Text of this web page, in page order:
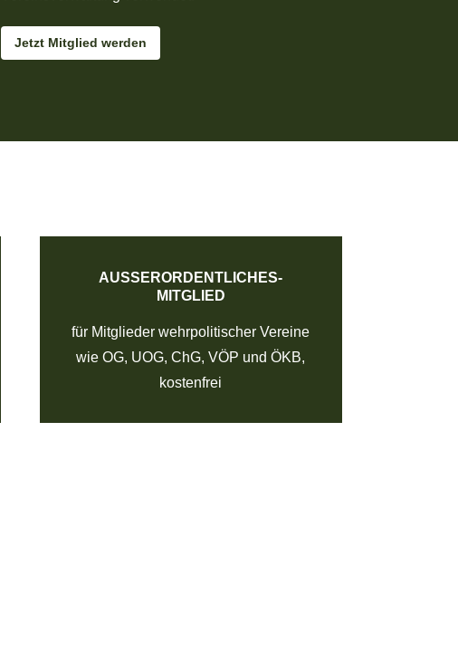
Jetzt Mitglied werden
AUSSER­ORDENTLICHES­ M
ITGLIED
für Mitglieder wehrpolitischer Vereine
wie OG, UOG, ChG, VÖP und ÖKB,
kostenfrei